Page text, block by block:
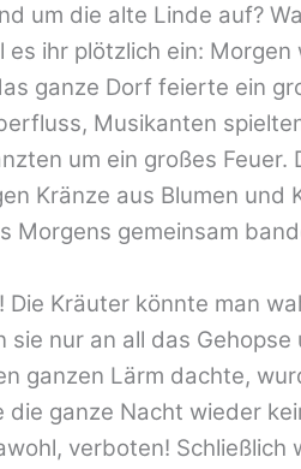
um die alte Linde auf?
es ihr plötzlich ein: Morgen
ganze Dorf feierte ein
Musikanten
um ein großes Feuer.
Kränze aus Blumen und
Morgens gemeinsam
Kräuter könnte man
nur an all das Gehopse
ganzen Lärm dachte,
ganze Nacht wieder
verboten! Schließlich